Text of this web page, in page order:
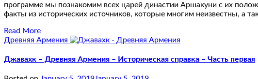
программе мы познакомим всех царей династии Аршакуни с их
факты из исторических источников, которые многим неизвестны, а
Read More
Древняя Армения
Джавахк – Древняя Армения – Историческая справка – Часть первая